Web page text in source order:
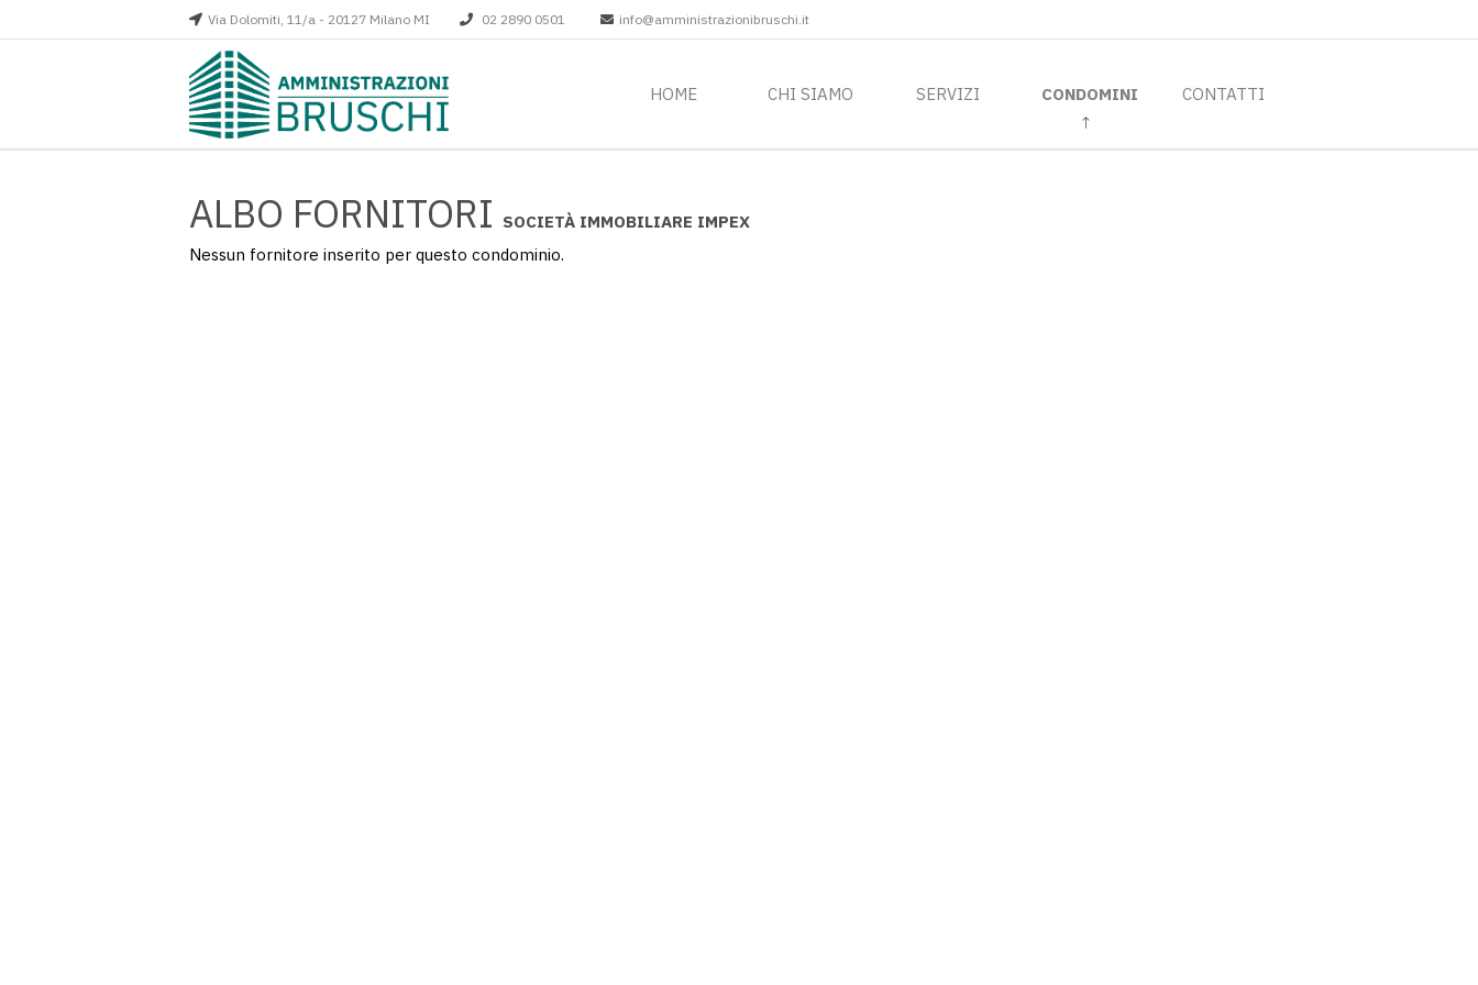
Via Dolomiti, 11/a - 20127 Milano MI 02 2890 0501 info@amministrazionibruschi.it
HOME CHI SIAMO SERVIZI CONDOMINI CONTATTI
ALBO FORNITORI SOCIETÀ IMMOBILIARE IMPEX
Nessun fornitore inserito per questo condominio.